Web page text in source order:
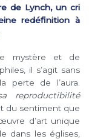
de Lynch, un cri
redéfinition à
mystère et de
il s’agit sans
perte de l’aura.
reproductibilité
du sentiment que
d’art unique
dans les églises,